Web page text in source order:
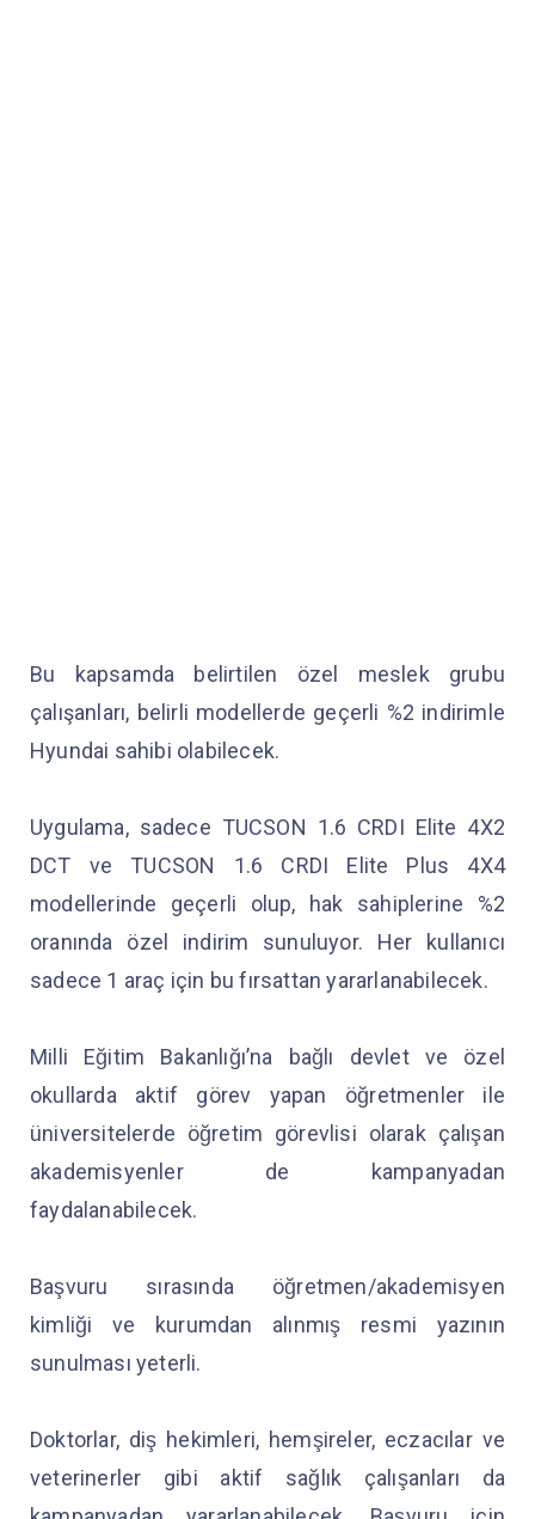
Bu kapsamda belirtilen özel meslek grubu
çalışanları, belirli modellerde geçerli %2 indirimle
Hyundai sahibi olabilecek.
Uygulama, sadece TUCSON 1.6 CRDI Elite 4X2
DCT ve TUCSON 1.6 CRDI Elite Plus 4X4
modellerinde geçerli olup, hak sahiplerine %2
oranında özel indirim sunuluyor. Her kullanıcı
sadece 1 araç için bu fırsattan yararlanabilecek.
Milli Eğitim Bakanlığı’na bağlı devlet ve özel
okullarda aktif görev yapan öğretmenler ile
üniversitelerde öğretim görevlisi olarak çalışan
akademisyenler de kampanyadan
faydalanabilecek.
Başvuru sırasında öğretmen/akademisyen
kimliği ve kurumdan alınmış resmi yazının
sunulması yeterli.
Doktorlar, diş hekimleri, hemşireler, eczacılar ve
veterinerler gibi aktif sağlık çalışanları da